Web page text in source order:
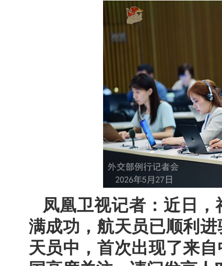
凤凰卫视记者：近日
满成功，航天员已顺利
天员中，首次出现了来